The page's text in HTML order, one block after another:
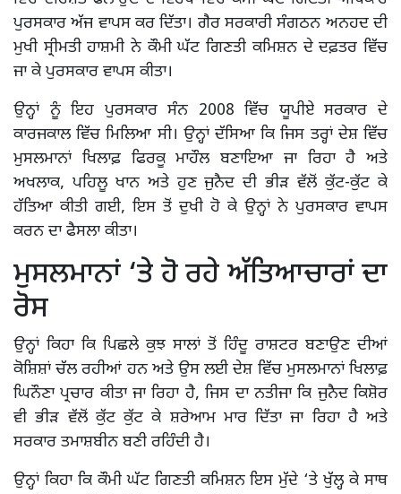
ਪੁਰਸਕਾਰ ਅੱਜ ਵਾਪਸ ਕਰ ਦਿੱਤਾ। ਗੈਰ ਸਰਕਾਰੀ ਸੰਗਠਨ ਅਨਹਦ ਦੀ
ਮੁਖੀ ਸ੍ਰੀਮਤੀ ਹਾਸ਼ਮੀ ਨੇ ਕੌਮੀ ਘੱਟ ਗਿਣਤੀ ਕਮਿਸ਼ਨ ਦੇ ਦਫ਼ਤਰ ਵਿੱਚ
ਜਾ ਕੇ ਪੁਰਸਕਾਰ ਵਾਪਸ ਕੀਤਾ।
ਉਨ੍ਹਾਂ ਨੂੰ ਇਹ ਪੁਰਸਕਾਰ ਸੰਨ 2008 ਵਿੱਚ ਯੂਪੀਏ ਸਰਕਾਰ ਦੇ
ਕਾਰਜਕਾਲ ਵਿੱਚ ਮਿਲਿਆ ਸੀ। ਉਨ੍ਹਾਂ ਦੱਸਿਆ ਕਿ ਜਿਸ ਤਰ੍ਹਾਂ ਦੇਸ਼ ਵਿੱਚ
ਮੁਸਲਮਾਨਾਂ ਖਿਲਾਫ਼ ਫਿਰਕੂ ਮਾਹੌਲ ਬਣਾਇਆ ਜਾ ਰਿਹਾ ਹੈ ਅਤੇ
ਅਖਲਾਕ, ਪਹਿਲੂ ਖਾਨ ਅਤੇ ਹੁਣ ਜੁਨੈਦ ਦੀ ਭੀੜ ਵੱਲੋਂ ਕੁੱਟ-ਕੁੱਟ ਕੇ
ਹੱਤਿਆ ਕੀਤੀ ਗਈ, ਇਸ ਤੋਂ ਦੁਖੀ ਹੋ ਕੇ ਉਨ੍ਹਾਂ ਨੇ ਪੁਰਸਕਾਰ ਵਾਪਸ
ਕਰਨ ਦਾ ਫੈਸਲਾ ਕੀਤਾ।
ਮੁਸਲਮਾਨਾਂ ‘ਤੇ ਹੋ ਰਹੇ ਅੱਤਿਆਚਾਰਾਂ ਦਾ
ਰੋਸ
ਉਨ੍ਹਾਂ ਕਿਹਾ ਕਿ ਪਿਛਲੇ ਕੁਝ ਸਾਲਾਂ ਤੋਂ ਹਿੰਦੂ ਰਾਸ਼ਟਰ ਬਣਾਉਣ ਦੀਆਂ
ਕੋਸ਼ਿਸ਼ਾਂ ਚੱਲ ਰਹੀਆਂ ਹਨ ਅਤੇ ਉਸ ਲਈ ਦੇਸ਼ ਵਿੱਚ ਮੁਸਲਮਾਨਾਂ ਖਿਲਾਫ਼
ਘਿਨੌਣਾ ਪ੍ਰਚਾਰ ਕੀਤਾ ਜਾ ਰਿਹਾ ਹੈ, ਜਿਸ ਦਾ ਨਤੀਜਾ ਕਿ ਜੁਨੈਦ ਕਿਸ਼ੋਰ
ਵੀ ਭੀੜ ਵੱਲੋਂ ਕੁੱਟ ਕੁੱਟ ਕੇ ਸ਼ਰੇਆਮ ਮਾਰ ਦਿੱਤਾ ਜਾ ਰਿਹਾ ਹੈ ਅਤੇ
ਸਰਕਾਰ ਤਮਾਸ਼ਬੀਨ ਬਣੀ ਰਹਿੰਦੀ ਹੈ।
ਉਨ੍ਹਾਂ ਕਿਹਾ ਕਿ ਕੌਮੀ ਘੱਟ ਗਿਣਤੀ ਕਮਿਸ਼ਨ ਇਸ ਮੁੱਦੇ ‘ਤੇ ਖੁੱਲ੍ਹ ਕੇ ਸਾਥ